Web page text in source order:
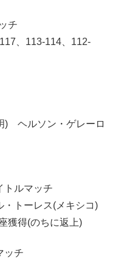
チ
、113-114、112-
) ヘルソン・ゲレーロ
トルマッチ
トーレス(メキシコ)
獲得(のちに返上)
ッチ